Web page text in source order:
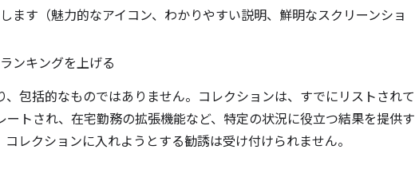
ます（魅力的なアイコン、わかりやすい説明、鮮明なスクリーンショ
ンキングを上げる
包括的なものではありません。コレクションは、すでにリストされて
トされ、在宅勤務の拡張機能など、特定の状況に役立つ結果を提供す
レクションに入れようとする勧誘は受け付けられません。